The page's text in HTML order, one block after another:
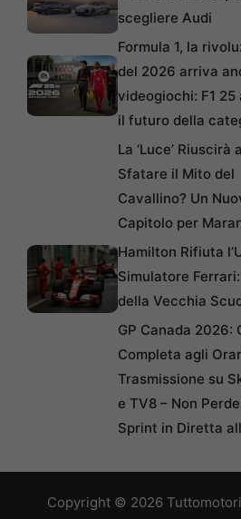
scegliere Audi
Formula 1, la
del 2026 arriva
videogiochi: F1 25
il futuro della
La ‘Luce’ Riuscirà a
Sfatare il Mito del
Cavallino? Un
Capitolo per
Hamilton Rifiuta
Simulatore Ferrari:
della Vecchia
GP Canada 2026:
Completa agli
Trasmissione su
e TV8 – Non
Sprint in Diretta
Copyright © 2026